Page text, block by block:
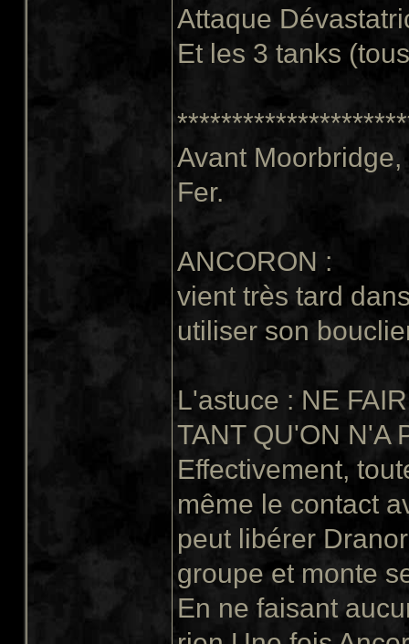
Attaque
Et les 3 tanks
Avant
Fer.
ANCORON :
vient très tard
utiliser son
L'astuce : NE
TANT QU'ON N'A
Effectivement,
même le contact
peut libérer
groupe et monte
En ne faisant